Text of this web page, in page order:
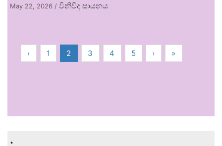
May 22, 2026 / විනිවිද සායනය
‹ 1 2 3 4 5 › »
.